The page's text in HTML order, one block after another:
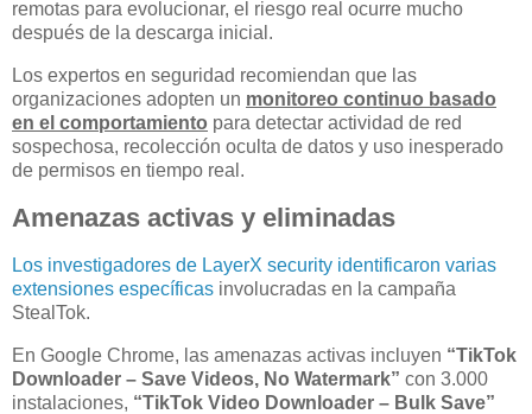
remotas para evolucionar, el riesgo real ocurre mucho
después de la descarga inicial.
Los expertos en seguridad recomiendan que las
organizaciones adopten un monitoreo continuo basado
en el comportamiento para detectar actividad de red
sospechosa, recolección oculta de datos y uso inesperado
de permisos en tiempo real.
Amenazas activas y eliminadas
Los investigadores de LayerX security identificaron varias
extensiones específicas involucradas en la campaña
StealTok.
En Google Chrome, las amenazas activas incluyen “TikTok
Downloader – Save Videos, No Watermark” con 3.000
instalaciones, “TikTok Video Downloader – Bulk Save”